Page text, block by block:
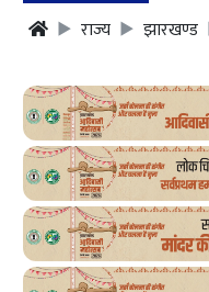
राज्य
झारखण्ड